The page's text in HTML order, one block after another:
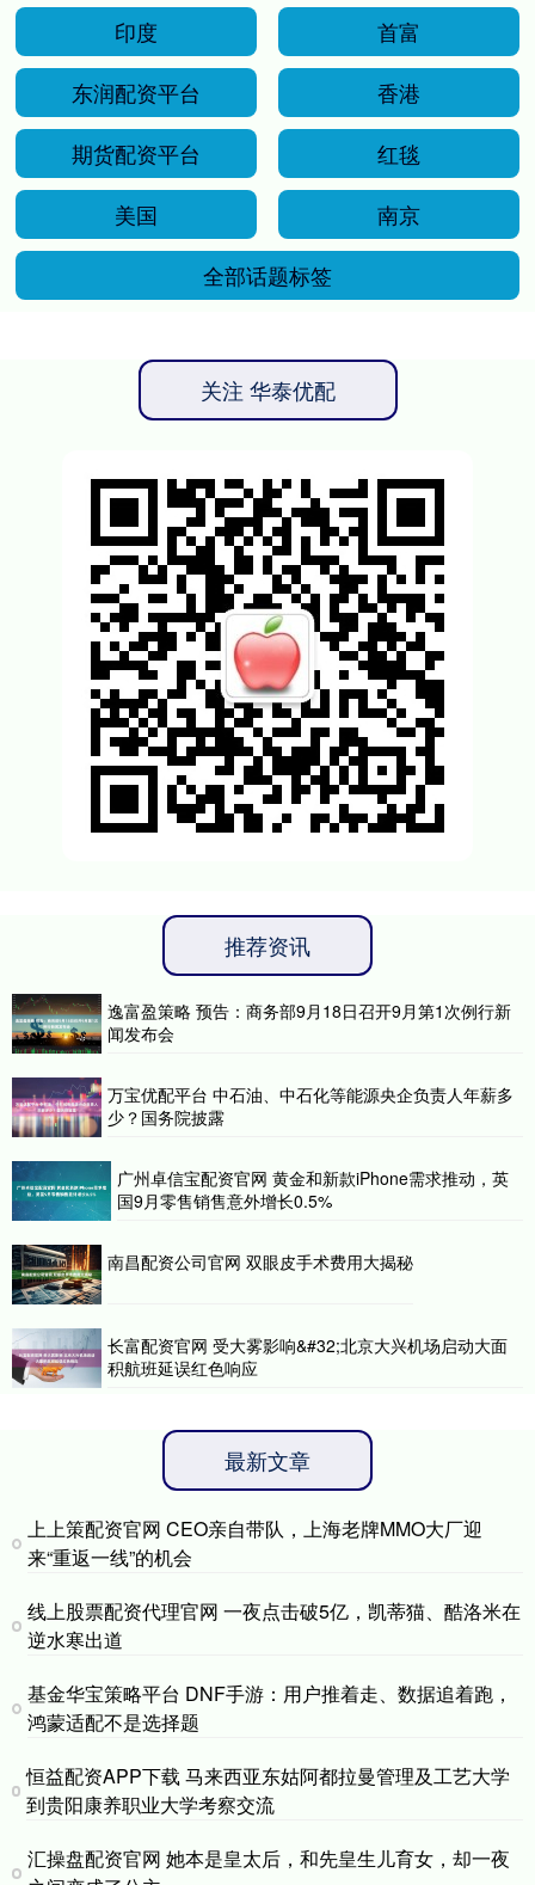
印度
首富
东润配资平台
香港
期货配资平台
红毯
美国
南京
全部话题标签
关注 华泰优配
推荐资讯
逸富盈策略 预告：商务部9月18日召开9月第1次例行新
闻发布会
万宝优配平台 中石油、中石化等能源央企负责人年薪多
少？国务院披露
广州卓信宝配资官网 黄金和新款iPhone需求推动，英
国9月零售销售意外增长0.5%
南昌配资公司官网 双眼皮手术费用大揭秘
长富配资官网 受大雾影响&#32;北京大兴机场启动大面
积航班延误红色响应
最新文章
上上策配资官网 CEO亲自带队，上海老牌MMO大厂迎
来“重返一线”的机会
线上股票配资代理官网 一夜点击破5亿，凯蒂猫、酷洛米在
逆水寒出道
基金华宝策略平台 DNF手游：用户推着走、数据追着跑，
鸿蒙适配不是选择题
恒益配资APP下载 马来西亚东姑阿都拉曼管理及工艺大学
到贵阳康养职业大学考察交流
汇操盘配资官网 她本是皇太后，和先皇生儿育女，却一夜